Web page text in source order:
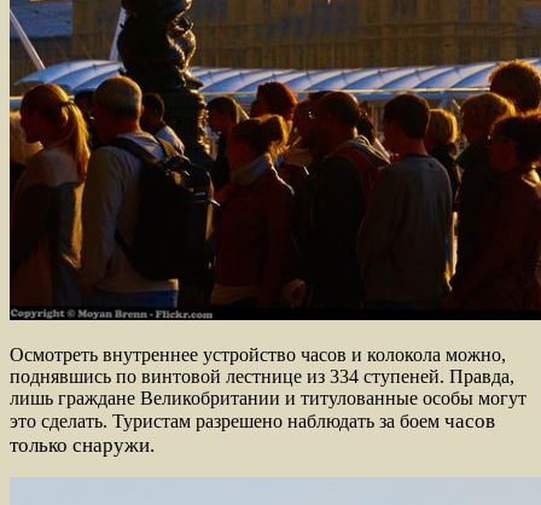
Осмотреть внутреннее устройство часов и колокола можно,
поднявшись по винтовой лестнице из 334 ступеней. Правда,
лишь граждане Великобритании и титулованные особы могут
это сделать. Туристам разрешено наблюдать за боем часов
только снаружи.